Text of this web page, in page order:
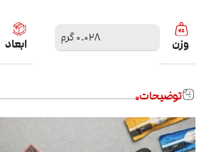
وزن 0.028 گرم ابعاد
توضیحات